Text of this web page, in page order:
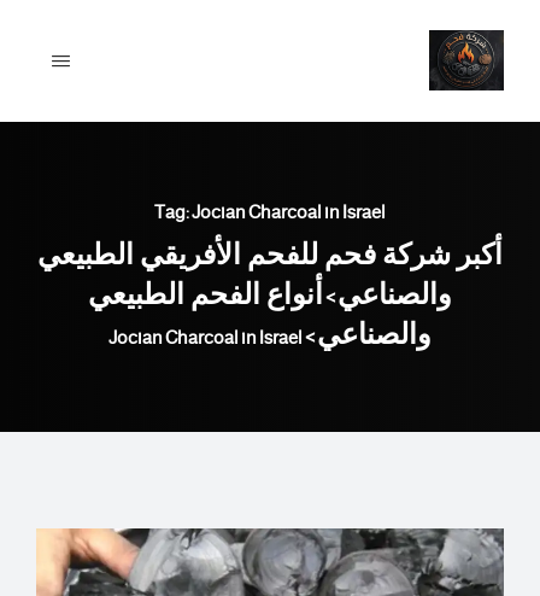
content
Tag: Jocian Charcoal in Israel
أكبر شركة فحم للفحم الأفريقي الطبيعي
والصناعي>أنواع الفحم الطبيعي
والصناعي>
Jocian Charcoal in Israel